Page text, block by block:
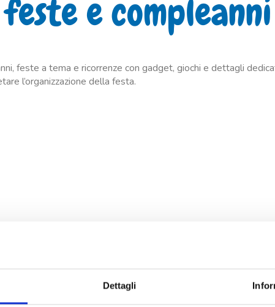
Dettagli
e compleanni
feste a tema e ricorrenze con gadget, giochi e dettagli
l’organizzazione della festa.